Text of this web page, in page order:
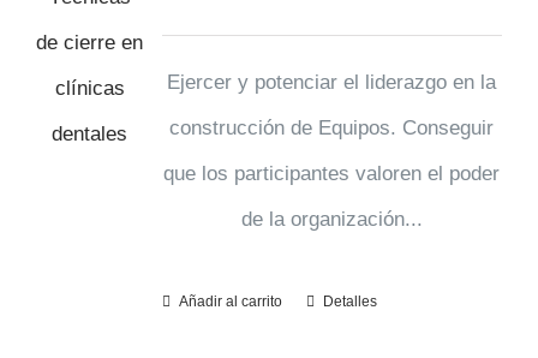
Ejercer y potenciar el liderazgo en la
construcción de Equipos. Conseguir
que los participantes valoren el poder
de la organización...
Añadir al carrito Detalles